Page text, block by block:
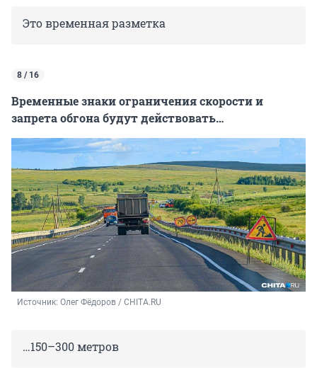
Это временная разметка
8 / 16
Временные знаки ограничения скорости и
запрета обгона будут действовать…
Источник: Олег Фёдоров / CHITA.RU
…150–300 метров